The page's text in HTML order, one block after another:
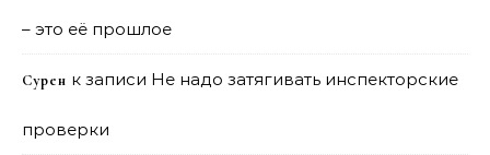
– это её прошлое
Сурен к записи Не надо затягивать инспекторские
проверки